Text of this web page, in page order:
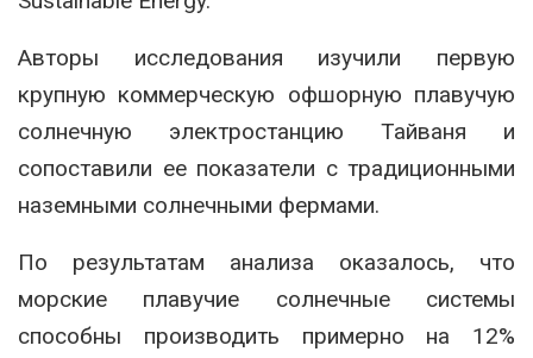
Авторы исследования изучили первую
крупную коммерческую офшорную плавучую
солнечную электростанцию Тайваня и
сопоставили ее показатели с традиционными
наземными солнечными фермами.
По результатам анализа оказалось, что
морские плавучие солнечные системы
способны производить примерно на 12%